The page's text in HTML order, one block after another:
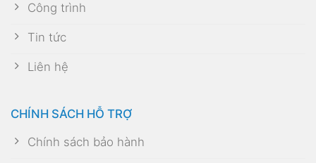
Công trình
Tin tức
Liên hệ
CHÍNH SÁCH HỖ TRỢ
Chính sách bảo hành